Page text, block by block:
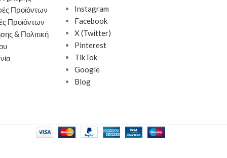
Προϊόντων
Προϊόντων
& Πολιτική
Instagram
Facebook
X (Twitter)
Pinterest
TikTok
Google
Blog